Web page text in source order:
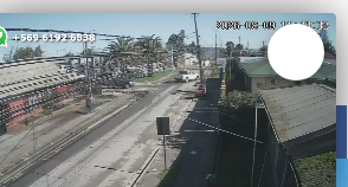
LOCAL DEPORTES